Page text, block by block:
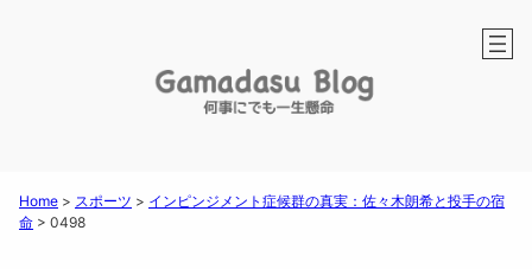
Home > スポーツ > インピンジメント症候群の真実：佐々木朗希と投手の宿
命 > 0498